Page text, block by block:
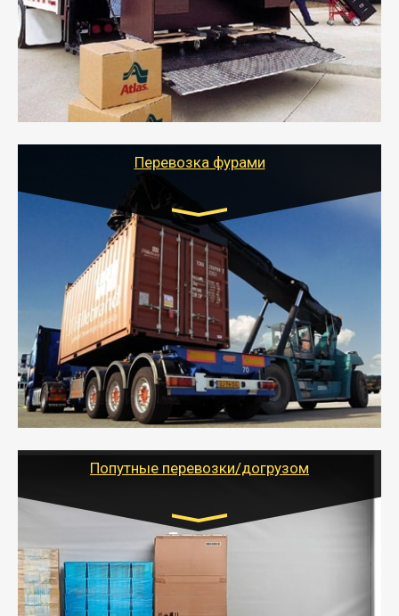
- Служебный или военный переезд может быть на
отдельном авто или догрузом (по меньшей
стоимости).
- Тайгер Логистик подберет автотранспорт, быстро и
качественно организует переезд к новому месту
службы или работы с гарантией сохранности груза и
оформлением документов, подтверждающих
Перевозка фурами
Транспорт:
Еврофура Тент от 5 до 10 тонн
грузоподъемность
от 10 000 руб. Возможен догруз
- Доставка фурой до 20 т возможна для больших
объемов грузов, упакованных в коробки, мешки,
паллеты и россыпью в самые отдаленные места
России с гарантией полной сохранности.
- Тайгер Логистик предоставляет услуги по
грузоперевозкам для физических и юридических лиц
Попутные перевозки/догрузом
Транспорт:
Газель (1,5 и 3 тонны), Бычок, Еврофура от 5 до
10 тонн
от 5000 руб. Возможен догруз